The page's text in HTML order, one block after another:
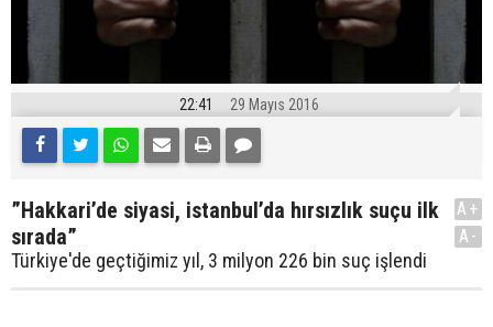
22:41 29 Mayıs 2016
”Hakkari’de siyasi, istanbul’da hırsızlık suçu ilk
sırada”
Türkiye'de geçtiğimiz yıl, 3 milyon 226 bin suç işlendi
A+
A-